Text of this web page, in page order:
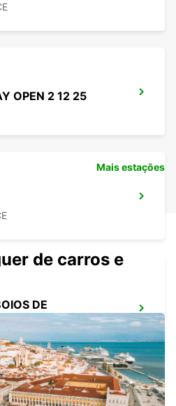
OPEN 2 12 25
DE
Mais estações
de carros e